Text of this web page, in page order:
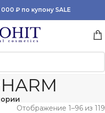
₽ по купону SALE
Отображение 1–96 из 119